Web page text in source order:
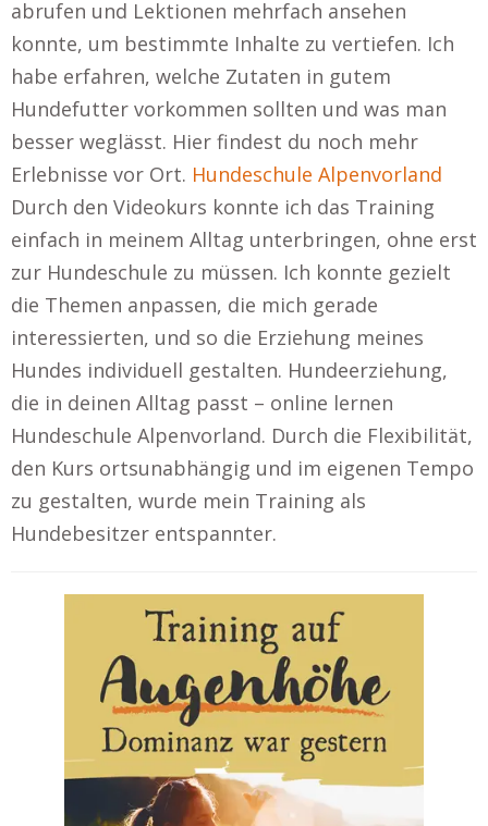
abrufen und Lektionen mehrfach ansehen
konnte, um bestimmte Inhalte zu vertiefen. Ich
habe erfahren, welche Zutaten in gutem
Hundefutter vorkommen sollten und was man
besser weglässt. Hier findest du noch mehr
Erlebnisse vor Ort. Hundeschule Alpenvorland
Durch den Videokurs konnte ich das Training
einfach in meinem Alltag unterbringen, ohne erst
zur Hundeschule zu müssen. Ich konnte gezielt
die Themen anpassen, die mich gerade
interessierten, und so die Erziehung meines
Hundes individuell gestalten. Hundeerziehung,
die in deinen Alltag passt – online lernen
Hundeschule Alpenvorland. Durch die Flexibilität,
den Kurs ortsunabhängig und im eigenen Tempo
zu gestalten, wurde mein Training als
Hundebesitzer entspannter.